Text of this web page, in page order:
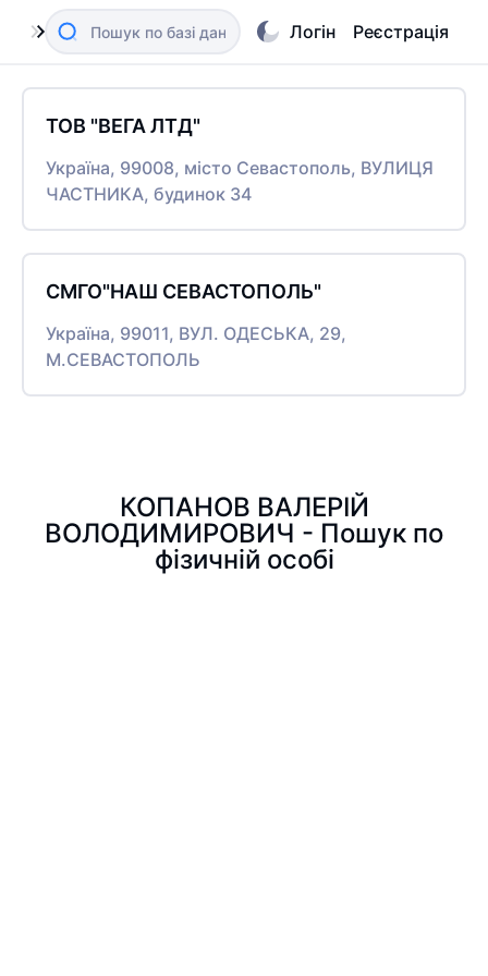
Логін Реєстрація
ТОВ "ВЕГА ЛТД"
Україна, 99008, місто Севастополь, ВУЛИЦЯ
ЧАСТНИКА, будинок 34
СМГО"НАШ СЕВАСТОПОЛЬ"
Україна, 99011, ВУЛ. ОДЕСЬКА, 29,
М.СЕВАСТОПОЛЬ
КОПАНОВ ВАЛЕРІЙ
ВОЛОДИМИРОВИЧ - Пошук по
фізичній особі